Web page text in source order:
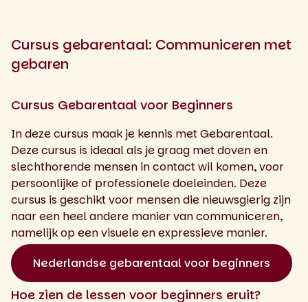
Cursus gebarentaal: Communiceren met
gebaren
Cursus Gebarentaal voor Beginners
In deze cursus maak je kennis met Gebarentaal.
Deze cursus is ideaal als je graag met doven en
slechthorende mensen in contact wil komen, voor
persoonlijke of professionele doeleinden. Deze
cursus is geschikt voor mensen die nieuwsgierig zijn
naar een heel andere manier van communiceren,
namelijk op een visuele en expressieve manier.
Nederlandse gebarentaal voor beginners
Hoe zien de lessen voor beginners eruit?